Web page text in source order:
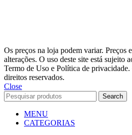
Os preços na loja podem variar. Preços
alterações. O uso deste site está sujeito
Termo de Uso e Política de
direitos reservados.
Close
Search
MENU
CATEGORIAS